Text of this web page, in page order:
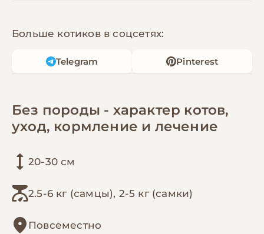
Больше котиков в соцсетях:
Telegram Pinterest
Без породы - характер котов,
уход, кормление и лечение
20-30 см
2.5-6 кг (самцы), 2-5 кг (самки)
Повсеместно